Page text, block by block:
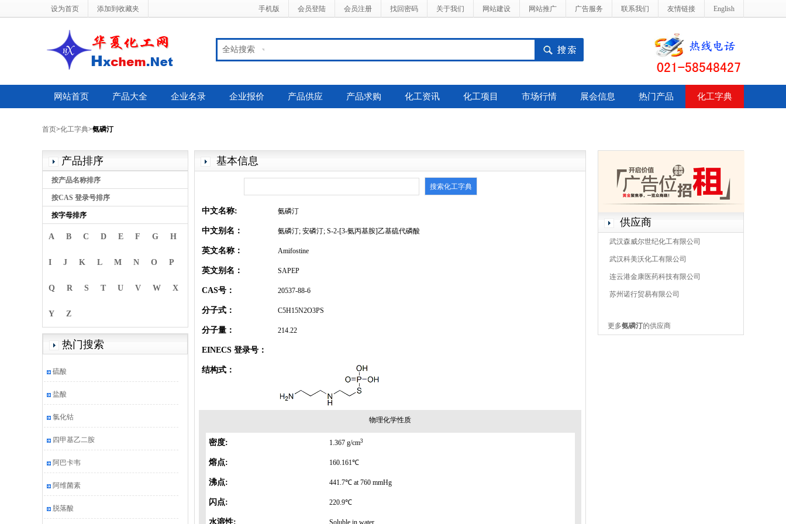
设为首页 添加到收藏夹 手机版 会员登陆 会员注册 找回密码 关于我们 网站建设 网站推广 广告服务 联系我们 友情链接 English
全站搜索
网站首页 产品大全 企业名录 企业报价 产品供应 产品求购 化工资讯 化工项目 市场行情 展会信息 热门产品 化工字典
首页>化工字典>氨磷汀
产品排序
按产品名称排序
按CAS 登录号排序
按字母排序
A B C D E F G H
I J K L M N O P
Q R S T U V W X
Y Z
热门搜索
硫酸
盐酸
氯化钴
四甲基乙二胺
阿巴卡韦
阿维菌素
脱落酸
基本信息
中文名称: 氨磷汀
中文别名： 氨磷汀; 安磷汀; S-2-[3-氨丙基胺]乙基硫代磷酸
英文名称： Amifostine
英文别名： SAPEP
CAS号： 20537-88-6
分子式： C5H15N2O3PS
分子量： 214.22
EINECS 登录号：
结构式：
物理化学性质
密度: 1.367 g/cm3
熔点: 160.161℃
沸点: 441.7℃ at 760 mmHg
闪点: 220.9℃
水溶性: Soluble in water
供应商
武汉森威尔世纪化工有限公司
武汉科美沃化工有限公司
连云港金康医药科技有限公司
苏州诺行贸易有限公司
更多氨磷汀的供应商